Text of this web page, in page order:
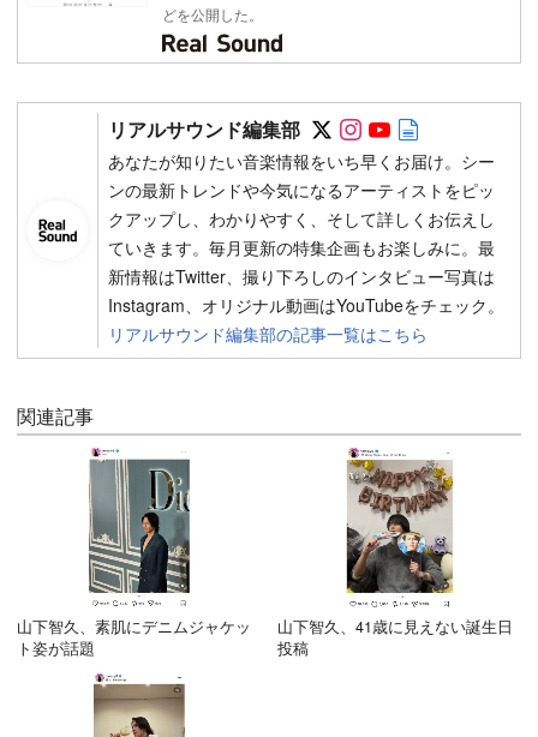
どを公開した。
リアルサウンド編集部 Follow on SNS
Follow on SNS
Follow on
あなたが知りたい音楽情報をいち早くお届け。シー
ンの最新トレンドや今気になるアーティストをピッ
クアップし、わかりやすく、そして詳しくお伝えし
ていきます。毎月更新の特集企画もお楽しみに。最
新情報はTwitter、撮り下ろしのインタビュー写真は
Instagram、オリジナル動画はYouTubeをチェック。
リアルサウンド編集部の記事一覧はこちら
関連記事
山下智久、素肌にデニムジャケッ
ト姿が話題
山下智久、41歳に見えない誕生日
投稿